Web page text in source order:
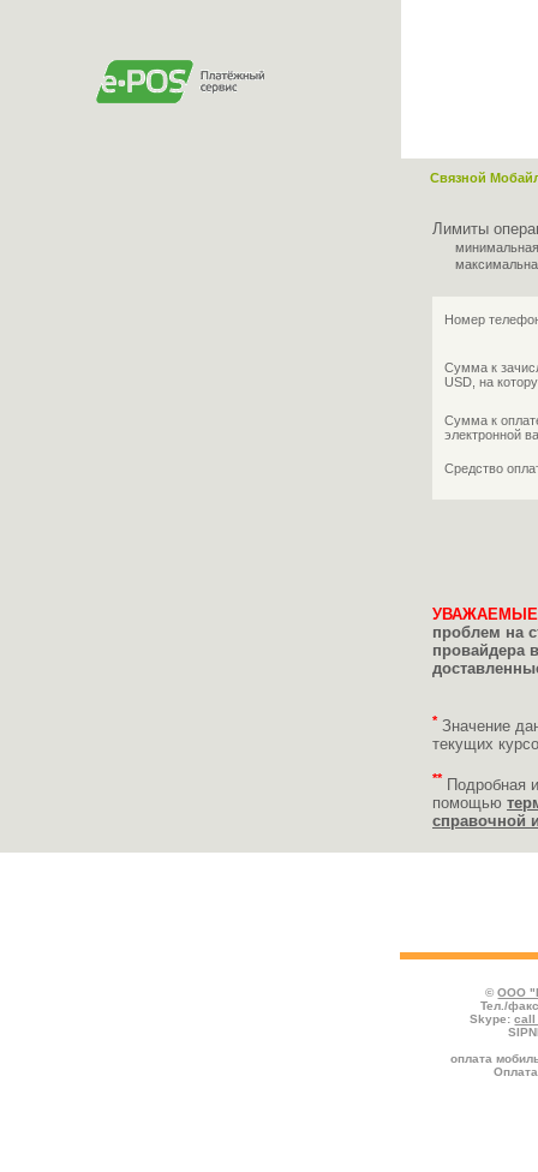
Связной
Лимиты
Номер
Сумма к
USD, на
Сумма к
электронной
Средство
проблем на
провайдера
* Значение
текущих
** Подробная
помощью
справочной
©ООО
Тел./
Skype:
оплата